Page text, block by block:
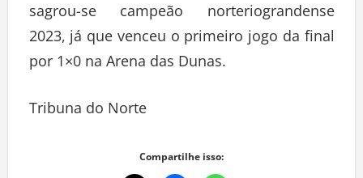
sagrou-se campeão norteriograndense
2023, já que venceu o primeiro jogo da final
por 1×0 na Arena das Dunas.
Tribuna do Norte
Compartilhe isso: